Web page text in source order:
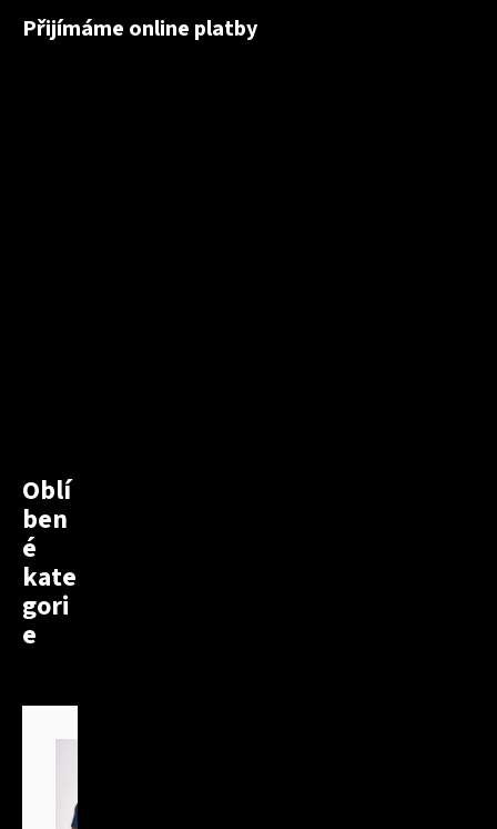
Přijímáme online platby
Oblí
ben
é
kate
gori
e